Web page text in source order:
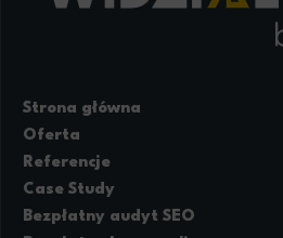
Strona główna
Oferta
Referencje
Case Study
Bezpłatny audyt SEO